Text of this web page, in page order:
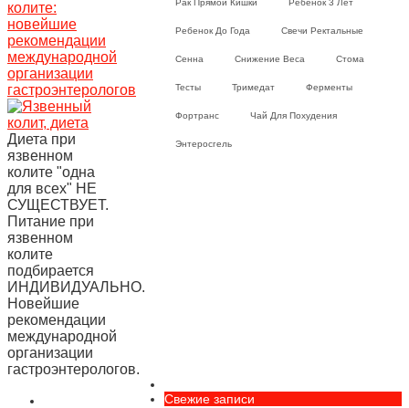
колите:
новейшие
рекомендации
международной
организации
гастроэнтерологов
Диета при
язвенном
колите "одна
для всех" НЕ
СУЩЕСТВУЕТ.
Питание при
язвенном
колите
подбирается
ИНДИВИДУАЛЬНО.
Новейшие
рекомендации
международной
организации
гастроэнтерологов.
Рак Прямой Кишки Ребенок 3 Лет
Ребенок До Года Свечи Ректальные
Сенна Снижение Веса Стома
Тесты Тримедат Ферменты
Фортранс Чай Для Похудения
Энтеросгель
Свежие записи